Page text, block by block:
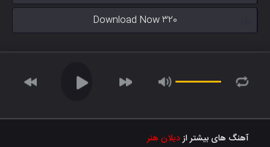
Download Now 320
آهنگ های بیشتر ازدیلان هنر